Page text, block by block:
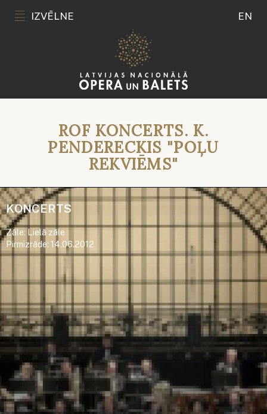
IZVĒLNE EN
ROF KONCERTS. K.
PENDERECKIS "POĻU
REKVIĒMS"
KONCERTS
Zāle: Lielā zāle
Pirmizrāde: 14.06.2012